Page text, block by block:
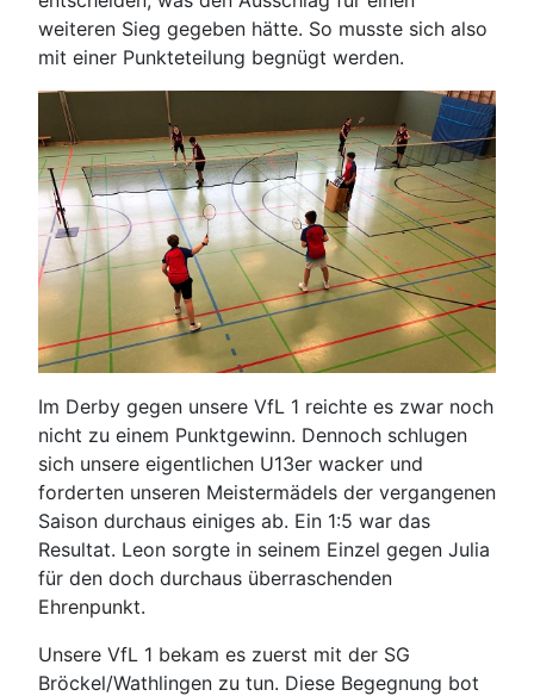
weiteren Sieg gegeben hätte. So musste sich also
mit einer Punkteteilung begnügt werden.
Im Derby gegen unsere VfL 1 reichte es zwar noch
nicht zu einem Punktgewinn. Dennoch schlugen
sich unsere eigentlichen U13er wacker und
forderten unseren Meistermädels der vergangenen
Saison durchaus einiges ab. Ein 1:5 war das
Resultat. Leon sorgte in seinem Einzel gegen Julia
für den doch durchaus überraschenden
Ehrenpunkt.
Unsere VfL 1 bekam es zuerst mit der SG
Bröckel/Wathlingen zu tun. Diese Begegnung bot